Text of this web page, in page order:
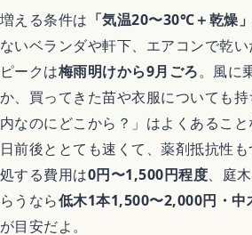
暮
不
増える条件は 「気温20〜30℃＋乾燥」
ないベランダや軒下、エアコンで乾い
ピークは梅雨明けから9月ごろ。風に
か、買ってきた苗や衣服についても
内なのにどこから？」はよくあるこ
日前後ととても速くて、薬剤抵抗性
処する費用は0円〜1,500円程度、庭
らうなら低木1本1,500〜2,000円・
が目安だよ。